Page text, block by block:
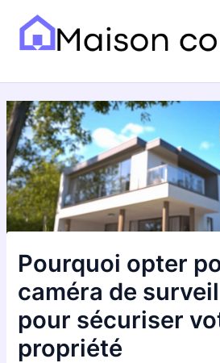
contenu
Pourquoi opter
caméra de
pour sécuriser
propriété
des
articles